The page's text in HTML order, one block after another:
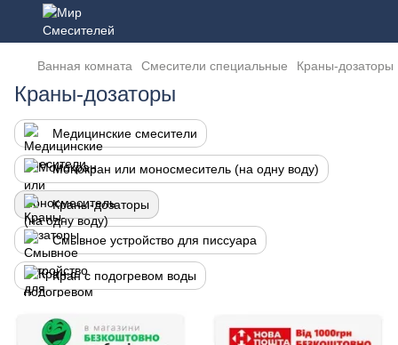
Ванная комната Смесители специальные Краны-дозаторы
Краны-дозаторы
Медицинские смесители
Монокран или моносмеситель (на одну воду)
Краны-дозаторы
Смывное устройство для писсуара
Кран с подогревом воды